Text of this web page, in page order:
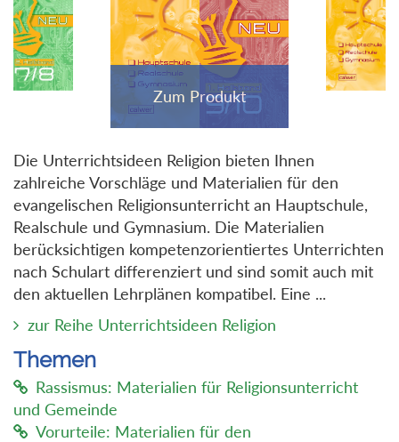
Die Unterrichtsideen Religion bieten Ihnen
zahlreiche Vorschläge und Materialien für den
evangelischen Religionsunterricht an Hauptschule,
Realschule und Gymnasium. Die Materialien
berücksichtigen kompetenzorientiertes Unterrichten
nach Schulart differenziert und sind somit auch mit
den aktuellen Lehrplänen kompatibel. Eine ...
zur Reihe Unterrichtsideen Religion
Themen
Rassismus: Materialien für Religionsunterricht
und Gemeinde
Vorurteile: Materialien für den